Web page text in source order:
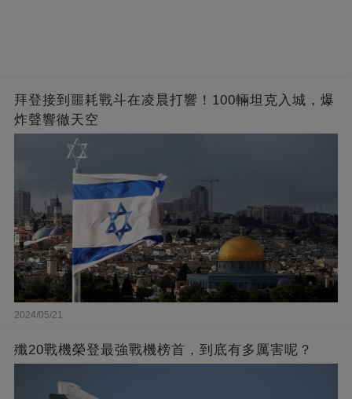
拜登接到噩耗戰斗在凌晨打響！100輛坦克入城，爆
炸聲響徹天空
2024/05/21
殲20戰機榮登最強戰機榜首，到底有多厲害呢？